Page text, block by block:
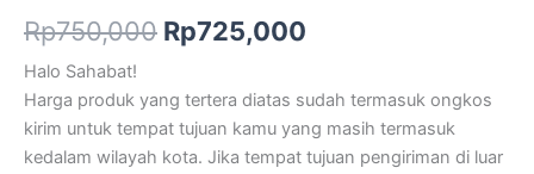
Rp750,000 Rp725,000
Halo Sahabat!
Harga produk yang tertera diatas sudah termasuk ongkos
kirim untuk tempat tujuan kamu yang masih termasuk
kedalam wilayah kota. Jika tempat tujuan pengiriman di luar